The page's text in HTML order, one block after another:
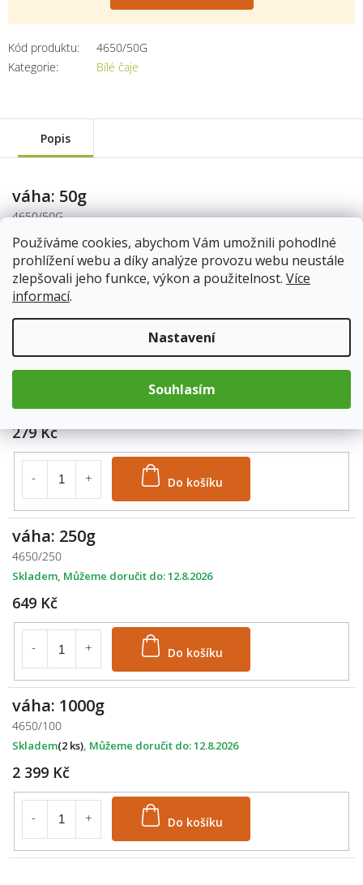
Používáme cookies, abychom Vám umožnili pohodlné
prohlížení webu a díky analýze provozu webu neustále
zlepšovali jeho funkce, výkon a použitelnost. Více
informací.
Nastavení
Souhlasím
Kód produktu:
4650/50G
Kategorie: Bílé čaje
Popis
váha: 50g
4650/50G
149 Kč
Skladem 12.8.2026
váha: 100g
279 Kč
Do košíku
Skladem 12.8.2026
váha: 250g
4650/250
649 Kč
Skladem 12.8.2026
váha: 1000g
4650/100
2 399 Kč
Do košíku
Skladem(2 ks) 12.8.2026